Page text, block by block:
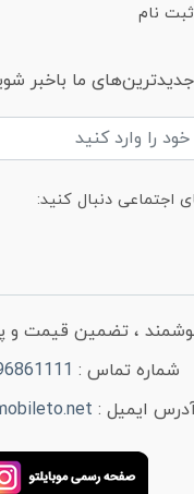
نام
ما باخبر
اجتماعی دنبال کنید:
، تضمین قیمت و
شماره تماس :
ایمیل :